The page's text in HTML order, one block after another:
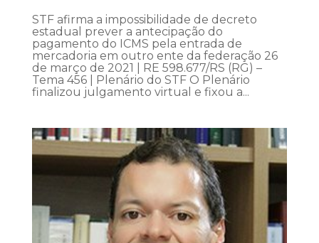
STF afirma a impossibilidade de decreto
estadual prever a antecipação do
pagamento do ICMS pela entrada de
mercadoria em outro ente da federação 26
de março de 2021 | RE 598.677/RS (RG) –
Tema 456 | Plenário do STF O Plenário
finalizou julgamento virtual e fixou a...